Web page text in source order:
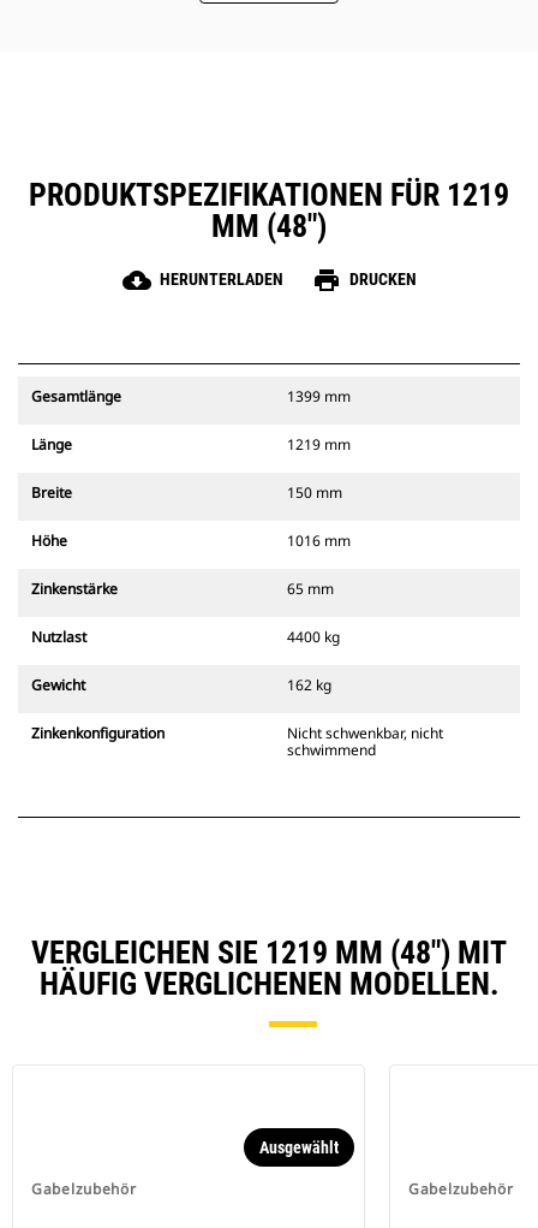
PRODUKTSPEZIFIKATIONEN FÜR 1219
MM (48")
cloud_download HERUNTERLADEN print DRUCKEN
Gesamtlänge 1399 mm
Länge 1219 mm
Breite 150 mm
Höhe 1016 mm
Zinkenstärke 65 mm
Nutzlast 4400 kg
Gewicht 162 kg
Zinkenkonfiguration
Nicht schwenkbar, nicht
schwimmend
VERGLEICHEN SIE 1219 MM (48") MIT
HÄUFIG VERGLICHENEN MODELLEN.
Gabelzubehör
Ausgewählt
Gabelzubehör